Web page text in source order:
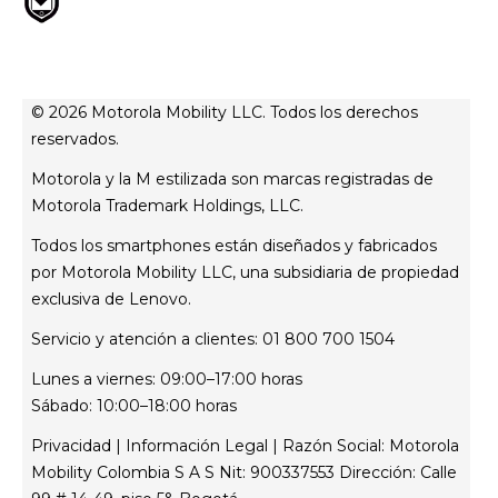
© 2026 Motorola Mobility LLC. Todos los derechos
reservados.
Motorola y la M estilizada son marcas registradas de
Motorola Trademark Holdings, LLC.
Todos los smartphones están diseñados y fabricados
por Motorola Mobility LLC, una subsidiaria de propiedad
exclusiva de Lenovo.
Servicio y atención a clientes: 01 800 700 1504
Lunes a viernes: 09:00–17:00 horas
Sábado: 10:00–18:00 horas
Privacidad | Información Legal | Razón Social: Motorola
Mobility Colombia S A S Nit: 900337553 Dirección: Calle